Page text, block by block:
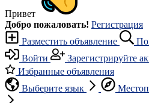
Привет
Добро пожаловать! Регистрация
Разместить объявление
Войти
Зарегистрируйте
Избранные объявления
Выберите язык